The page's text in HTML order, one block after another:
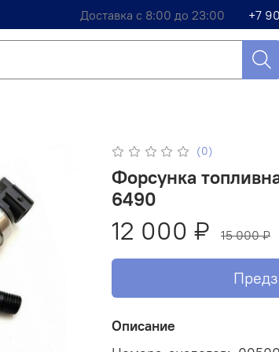
Доставка с 8:00 до 23:00 +7
(0)
Форсунка
6490
12 000 ₽ 15 000 ₽
Описание